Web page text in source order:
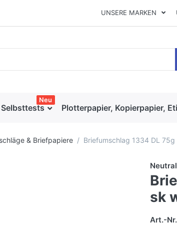
UNSERE MARKEN
Neu
Plotterpapier, Kopierpapier,
& Briefpapiere Briefumschlag 1334 DL
Neutral
sk
Art.-Nr.